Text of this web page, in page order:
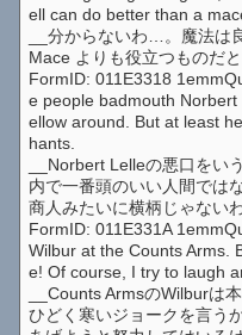
ell can do better than a
__分からないわ…。魔法は
Mace よりも役立つものだ
FormID: 011E3318
e people badmouth
ellow around. But at least
hants.
__Norbert Lelleの悪口をい
内で一番頭のいい人間では
商人みたいに横柄じゃないわ
FormID: 011E331A
Wilbur at the Counts Arms.
e! Of course, I try to laugh
__Counts ArmsのWilburは
ひどく寒いジョークを言う